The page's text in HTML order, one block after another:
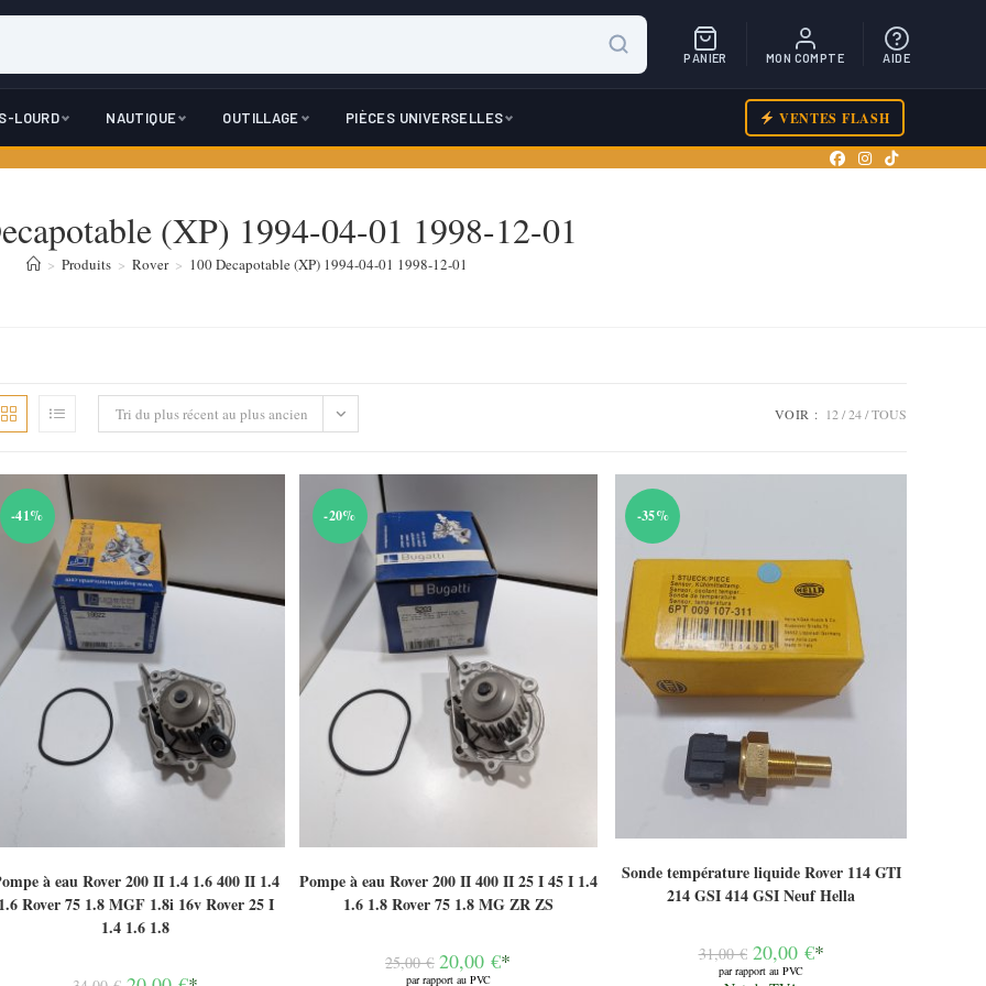
PANIER MON COMPTE AIDE
LOURD NAUTIQUE OUTILLAGE PIÈCES UNIVERSELLES VENTES FLASH
(XP) 1994-04-01 1998-12-01
> Produits > Rover > 100 Decapotable (XP) 1994-04-01 1998-12-01
Tri du plus récent au plus ancien VOIR : 12 24 TOUS
-41%
à eau Rover 200 II 1.4 1.6 400 II 1.4
Rover 75 1.8 MGF 1.8i 16v Rover 25 I
1.4 1.6 1.8
Le
-20%
Pompe à eau Rover 200 II 400 II 25 I 45 I 1.4
1.6 1.8 Rover 75 1.8 MG ZR ZS
25,00€ Le
prix
20,00€*
par rapport au PVC
-35%
Sonde température liquide Rover 114 GTI
214 GSI 414 GSI Neuf Hella
31,00€ Le
prix
initial
20,00 €*
par rapport au PVC